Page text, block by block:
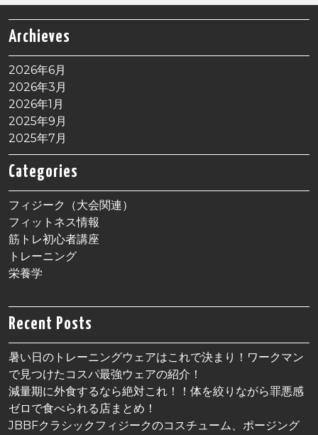
Archieves
2026年6月
2026年3月
2026年1月
2025年9月
2025年7月
Categories
フィジーク（大会関連）
フィットネス情報
筋トレ初心者講座
トレーニング
栄養学
Recent Posts
暑い日のトレーニングウェアはこれで決まり！ワークマン
で見つけたコスパ最強ウェアの紹介！
減量期に外食するなら絶対これ！！体を絞りながら罪悪感
ゼロで食べられる店まとめ！
JBBFクラシックフィジークのコスチューム、ポージング